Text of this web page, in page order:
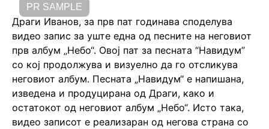
PR SAMPLE
Драги Иванов, за прв пат годинава споделува
видео запис за уште една од песните на неговиот
прв албум „Небо“. Овој пат за песната “Навидум”
со кој продолжува и визуелно да го отсликува
неговиот албум. Песната „Навидум“ е напишана,
изведена и продуцирана од Драги, како и
остатокот од неговиот албум „Небо“. Исто така,
видео записот е реализаран од негова страна со